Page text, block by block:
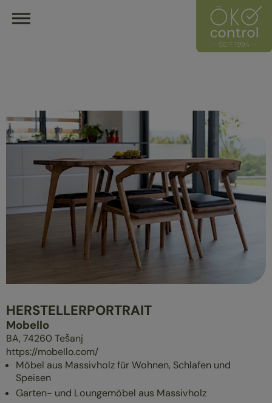
ÜBERBLICK
ÜBER UNS
UNSER LEITZEICHEN
HÄNDLER
HERSTELLER
MITGLIED WERDEN
HÄNDLER FINDEN
ÖKOLOGISCH EINRICHTEN
ÜBERBLICK
MASSIVHOLZMÖBEL
POLSTERMÖBEL
GESUND SCHLAFEN
HERSTELLERPORTRAIT
Mobello
BA, 74260 Tešanj
https://mobello.com/
Möbel aus Massivholz für Wohnen, Schlafen und
Speisen
Garten- und Loungemöbel aus Massivholz